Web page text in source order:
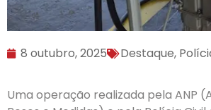
8 outubro, 2025 Destaque,
Uma operação realizada pela ANP